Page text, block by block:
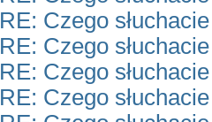
RE: Czego
RE: Czego
RE: Czego
RE: Czego